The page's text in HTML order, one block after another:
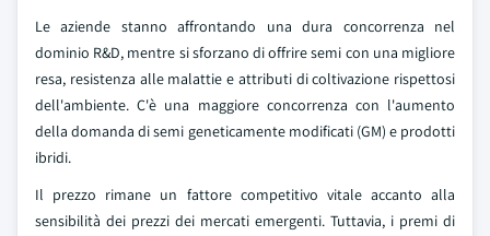
Le aziende stanno affrontando una dura concorrenza nel
dominio R&D, mentre si sforzano di offrire semi con una migliore
resa, resistenza alle malattie e attributi di coltivazione rispettosi
dell'ambiente. C'è una maggiore concorrenza con l'aumento
della domanda di semi geneticamente modificati (GM) e prodotti
ibridi.
Il prezzo rimane un fattore competitivo vitale accanto alla
sensibilità dei prezzi dei mercati emergenti. Tuttavia, i premi di